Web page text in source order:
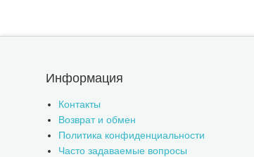
Информация
Контакты
Возврат и обмен
Политика конфиденциальности
Часто задаваемые вопросы